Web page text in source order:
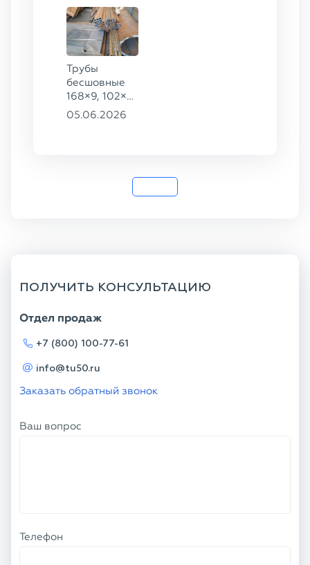
Трубы
бесшовные
168×9, 102×4,
102×16,
05.06.2026
ПОЛУЧИТЬ КОНСУЛЬТАЦИЮ
Отдел продаж
+7 (800) 100-77-61
info@tu50.ru
Заказать обратный звонок
Ваш вопрос